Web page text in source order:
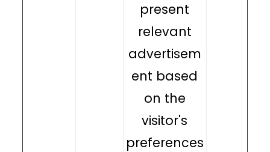
present
relevant
advertisem
ent based
on the
visitor's
preferences